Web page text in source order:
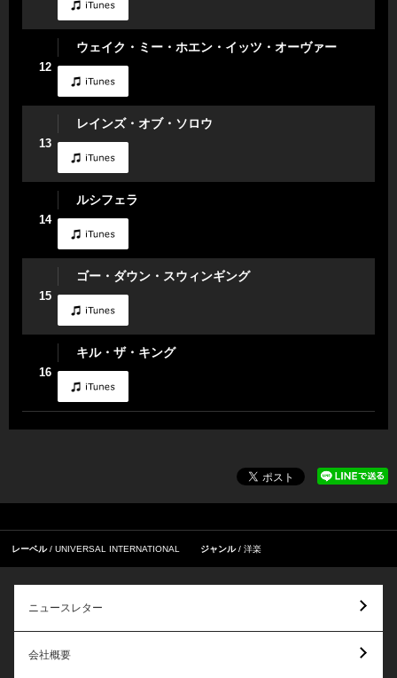
12
ウェイク・ミー・ホエン・イッツ・オーヴァー
13
レインズ・オブ・ソロウ
14
ルシフェラ
15
ゴー・ダウン・スウィンギング
16
キル・ザ・キング
レーベル UNIVERSAL INTERNATIONAL ジャンル 洋楽
ニュースレター
会社概要